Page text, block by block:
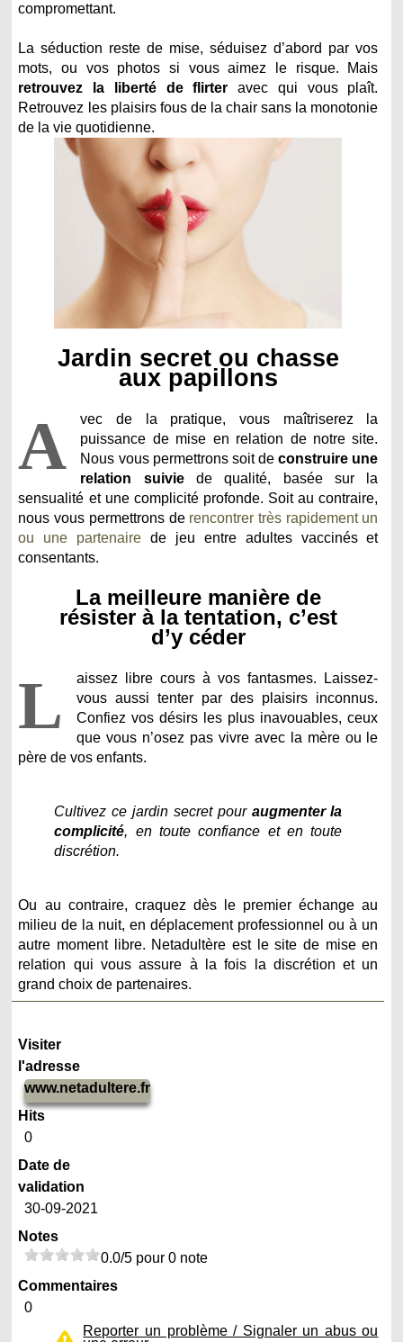
compromettant.
La séduction reste de mise, séduisez d’abord par vos
mots, ou vos photos si vous aimez le risque. Mais
retrouvez la liberté de flirter avec qui vous plaît.
Retrouvez les plaisirs fous de la chair sans la monotonie
de la vie quotidienne.
Jardin secret ou chasse
aux papillons
A
vec de la pratique, vous maîtriserez la
puissance de mise en relation de notre site.
Nous vous permettrons soit deconstruire une
relation suiviede qualité, basée sur la
sensualité et une complicité profonde. Soit au contraire,
nous vous permettrons de rencontrer très rapidement un
ou une partenaire de jeu entre adultes vaccinés et
consentants.
La meilleure manière de
résister à la tentation, c’est
d’y céder
L
aissez libre cours à vos fantasmes. Laissez-
vous aussi tenter par des plaisirs inconnus.
Confiez vos désirs les plus inavouables, ceux
que vous n’osez pas vivre avec la mère ou le
père de vos enfants.
Cultivez ce jardin secret pour augmenter la
complicité, en toute confiance et en toute
discrétion.
Ou au contraire, craquez dès le premier échange au
milieu de la nuit, en déplacement professionnel ou à un
autre moment libre. Netadultère est le site de mise en
relation qui vous assure à la fois la discrétion et un
grand choix de partenaires.
Visiter
l'adresse
www.netadultere.fr
Hits
0
Date de
validation
30-09-2021
Notes
0.0/5 pour 0 note
Commentaires
0
Reporter un problème / Signaler un abus ou